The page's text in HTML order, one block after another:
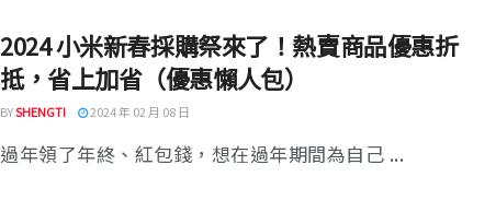
2024 小米新春採購祭來了！熱賣商品優惠折
抵，省上加省（優惠懶人包）
BYSHENGTI 2024 年 02 月 08 日
過年領了年終、紅包錢，想在過年期間為自己 ...